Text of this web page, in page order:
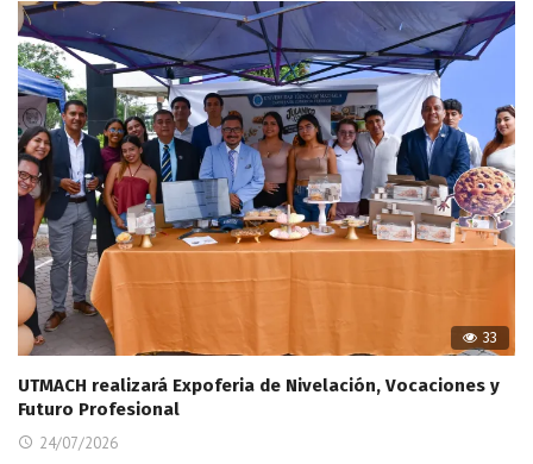
33
UTMACH realizará Expoferia de Nivelación, Vocaciones y
Futuro Profesional
24/07/2026